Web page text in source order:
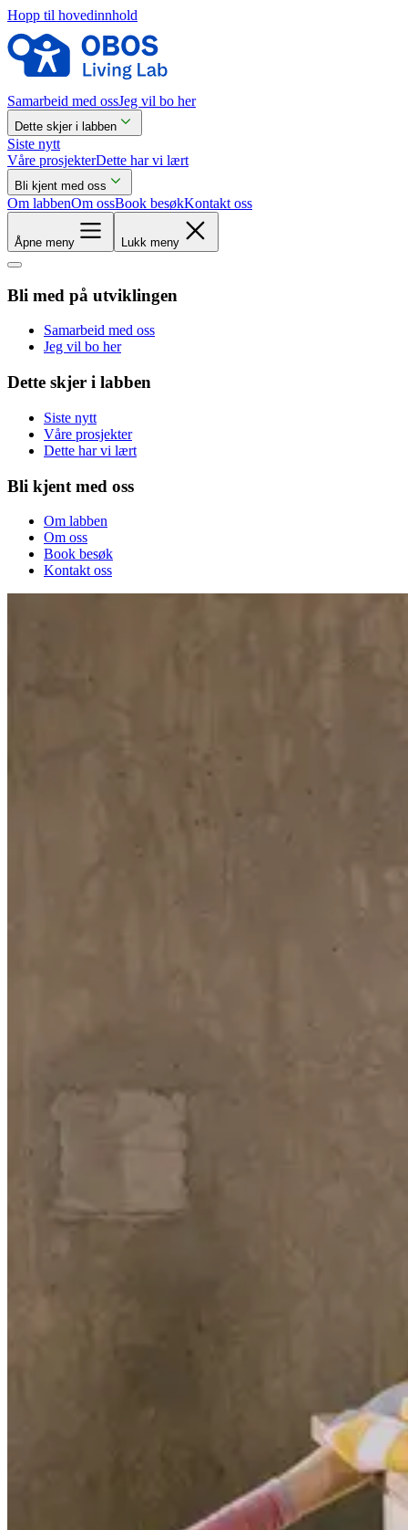
Hopp til hovedinnhold
Samarbeid med ossJeg vil bo her
Dette skjer i labben
Siste nytt
Våre prosjekterDette har vi lært
Bli kjent med oss
Om labbenOm ossBook besøkKontakt oss
Åpne meny Lukk meny
Bli med på utviklingen
Samarbeid med oss
Jeg vil bo her
Dette skjer i labben
Siste nytt
Våre prosjekter
Dette har vi lært
Bli kjent med oss
Om labben
Om oss
Book besøk
Kontakt oss